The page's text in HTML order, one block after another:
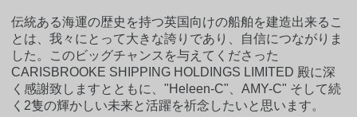
伝統ある海運の歴史を持つ英国向けの船舶を建造出来るこ
とは、我々にとって大きな誇りであり、自信につながりま
した。このビッグチャンスを与えてくださった
CARISBROOKE SHIPPING HOLDINGS LIMITED 殿に深
く感謝致しますとともに、"Heleen-C"、AMY-C" そして続
く2隻の輝かしい未来と活躍を祈念したいと思います。